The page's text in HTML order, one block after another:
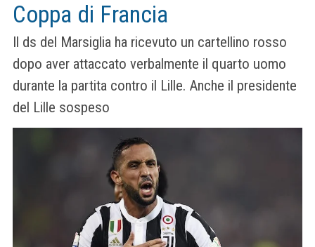
Coppa di Francia
Il ds del Marsiglia ha ricevuto un cartellino rosso
dopo aver attaccato verbalmente il quarto uomo
durante la partita contro il Lille. Anche il presidente
del Lille sospeso